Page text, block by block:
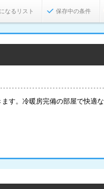
なるリスト 保存中の条件
す。冷暖房完備の部屋で快適な